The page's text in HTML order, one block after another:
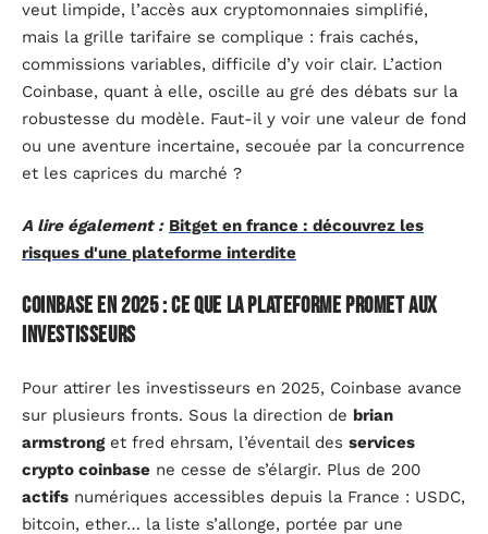
veut limpide, l’accès aux cryptomonnaies simplifié,
mais la grille tarifaire se complique : frais cachés,
commissions variables, difficile d’y voir clair. L’action
Coinbase, quant à elle, oscille au gré des débats sur la
robustesse du modèle. Faut-il y voir une valeur de fond
ou une aventure incertaine, secouée par la concurrence
et les caprices du marché ?
A lire également : Bitget en france : découvrez les
risques d'une plateforme interdite
Coinbase en 2025 : ce que la plateforme promet aux
investisseurs
Pour attirer les investisseurs en 2025, Coinbase avance
sur plusieurs fronts. Sous la direction de brian
armstronget fred ehrsam, l’éventail des services
crypto coinbase ne cesse de s’élargir. Plus de 200
actifs numériques accessibles depuis la France : USDC,
bitcoin, ether… la liste s’allonge, portée par une